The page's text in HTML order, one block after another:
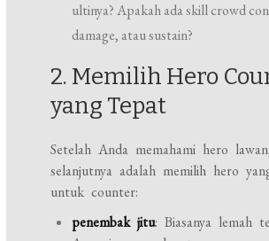
ultinya? Apakah ada skill crowd
damage, atau sustain?
2. Memilih Hero
yang Tepat
Setelah Anda memahami hero
selanjutnya adalah memilih hero
untuk counter:
penembak jitu: Biasanya lemah